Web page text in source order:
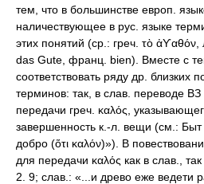
тем, что в большинстве европ.
наличествующее в рус. языке
этих понятий (ср.: греч. τὸ
das Gute, франц. bien). Вместе с
соответствовать ряду др. близких
терминов: так, в слав. переводе
передачи греч. καλός,
завершенность к.-л. вещи (см.: Быт
добро (ὅτι καλόν)»). В
для передачи καλός как в слав.,
2. 9; слав.: «...и древо еже ведети